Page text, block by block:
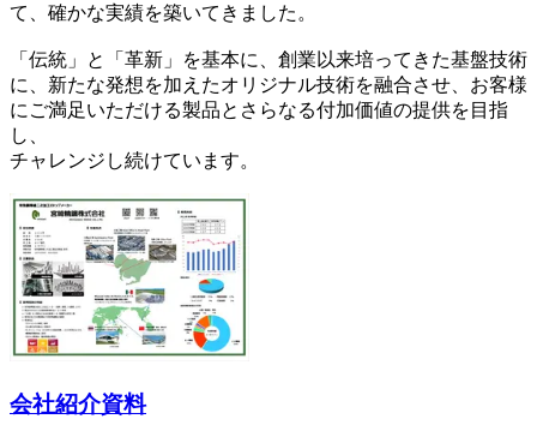
て、確かな実績を築いてきました。
「伝統」と「革新」を基本に、創業以来培ってきた基盤技術
に、新たな発想を加えたオリジナル技術を融合させ、お客様
にご満足いただける製品とさらなる付加価値の提供を目指
し、
チャレンジし続けています。
会社紹介資料